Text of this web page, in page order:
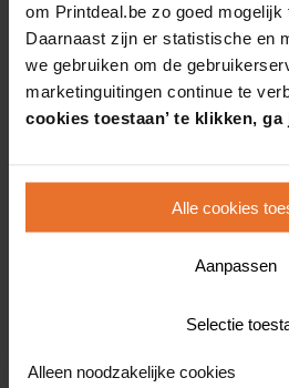
om Printdeal.be zo goed mogelijk
Daarnaast zijn er statistische en
we gebruiken om de
marketinguitingen continue te
cookies toestaan’ te klikken, ga
Alle cookies
Aanpassen
Selectie
Alleen noodzakelijke cookies